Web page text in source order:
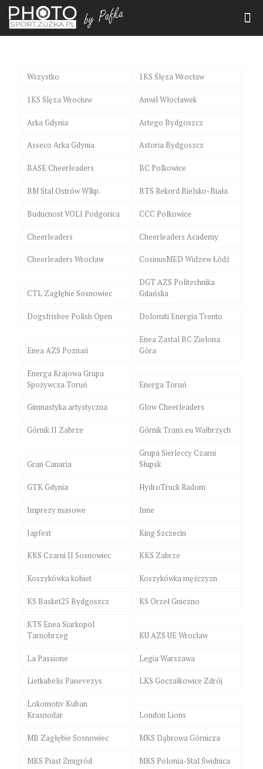
Wszystko 1KS Ślęza Wrocław
1KS Ślęza Wrocław Anwil Włocławek
Arka Gdynia Artego Bydgoszcz
Asseco Arka Gdynia Astoria Bydgoszcz
BASE Cheerleaders BC Polkowice
BM Stal Ostrów Wlkp. BTS Rekord Bielsko-Biała
Buducnost VOLI Podgorica CCC Polkowice
Cheerleaders Cheerleaders Academy
Cheerleaders Wrocław CosinusMED Widzew Łódź
CTL Zagłębie Sosnowiec
DGT AZS Politechnika
Gdańska
Dogsfrisbee Polish Open Dolomiti Energia Trento
Enea AZS Poznań
Enea Zastal BC Zielona
Góra
Energa Krajowa Grupa
Spożywcza Toruń
Energa Toruń
Gimnastyka artystyczna Glow Cheerleaders
Górnik II Zabrze Górnik Trans.eu Wałbrzych
Gran Canaria
Grupa Sierleccy Czarni
Słupsk
GTK Gdynia HydroTruck Radom
Imprezy masowe Inne
Japfest King Szczecin
KKS Czarni II Sosnowiec KKS Zabrze
Koszykówka kobiet Koszykówka mężczyzn
KS Basket25 Bydgoszcz KS Orzeł Gniezno
KTS Enea Siarkopol
Tarnobrzeg
KU AZS UE Wrocław
La Passione Legia Warszawa
Lietkabelis Panevezys LKS Goczałkowice Zdrój
Lokomotiv Kuban
Krasnodar
London Lions
MB Zagłębie Sosnowiec MKS Dąbrowa Górnicza
MKS Piast Żmigród MKS Polonia-Stal Świdnica